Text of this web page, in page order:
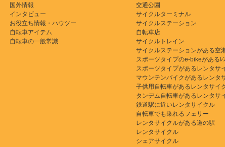
国外情報
インタビュー
お役立ち情報・ハウツー
自転車アイテム
自転車の一般常識
交通公園
サイクルターミナル
サイクルステーション
自転車店
サイクルトレイン
サイクルステーションがある空
スポーツタイプのe-bikeがあるﾚ
スポーツタイプがあるレンタサ
マウンテンバイクがあるレンタ
子供用自転車があるレンタサイ
タンデム自転車があるレンタサ
鉄道駅に近いレンタサイクル
自転車でも乗れるフェリー
レンタサイクルがある道の駅
レンタサイクル
シェアサイクル